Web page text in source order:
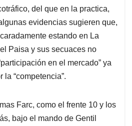
del que en la practica,
evidencias sugieren que,
estando en La
Paisa y sus secuaces no
en el mercado” ya
la “competencia”.
Farc, como el frente 10 y los
bajo el mando de Gentil